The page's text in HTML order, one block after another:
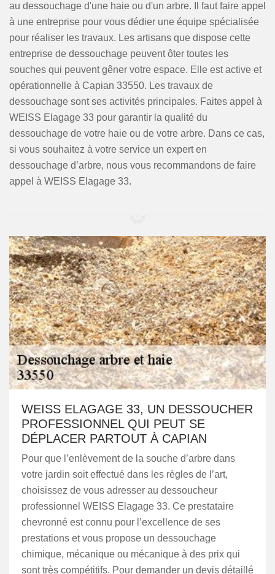
au dessouchage d'une haie ou d'un arbre. Il faut faire appel
à une entreprise pour vous dédier une équipe spécialisée
pour réaliser les travaux. Les artisans que dispose cette
entreprise de dessouchage peuvent ôter toutes les
souches qui peuvent gêner votre espace. Elle est active et
opérationnelle à Capian 33550. Les travaux de
dessouchage sont ses activités principales. Faites appel à
WEISS Elagage 33 pour garantir la qualité du
dessouchage de votre haie ou de votre arbre. Dans ce cas,
si vous souhaitez à votre service un expert en
dessouchage d’arbre, nous vous recommandons de faire
appel à WEISS Elagage 33.
WEISS ELAGAGE 33, UN DESSOUCHER
PROFESSIONNEL QUI PEUT SE
DÉPLACER PARTOUT À CAPIAN
Pour que l’enlèvement de la souche d’arbre dans
votre jardin soit effectué dans les règles de l’art,
choisissez de vous adresser au dessoucheur
professionnel WEISS Elagage 33. Ce prestataire
chevronné est connu pour l’excellence de ses
prestations et vous propose un dessouchage
chimique, mécanique ou mécanique à des prix qui
sont très compétitifs. Pour demander un devis détaillé